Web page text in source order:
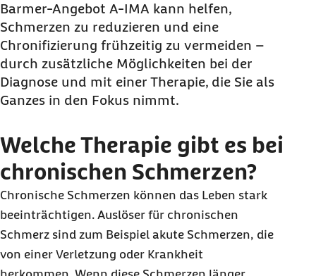
Übernimmt die Barmer die Kosten für die
Diagnostik?
Wer kann die Therapie gegen chronische
Schmerzen erhalten?
Ihre Barmer-Vorteile bei der Schmerztherapie
Barmer-Angebot A-IMA kann helfen,
Schmerzen zu reduzieren und eine
Chronifizierung frühzeitig zu vermeiden –
durch zusätzliche Möglichkeiten bei der
Diagnose und mit einer Therapie, die Sie als
Ganzes in den Fokus nimmt.
Welche Therapie gibt es bei
chronischen Schmerzen?
Chronische Schmerzen können das Leben stark
beeinträchtigen. Auslöser für chronischen
Schmerz sind zum Beispiel akute Schmerzen, die
von einer Verletzung oder Krankheit